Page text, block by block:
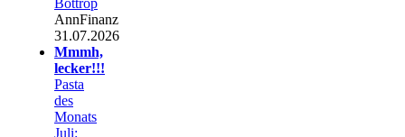
Bottrop
AnnFinanz
31.07.2026
Mmmh,
lecker!!!
Pasta
des
Monats
Juli: